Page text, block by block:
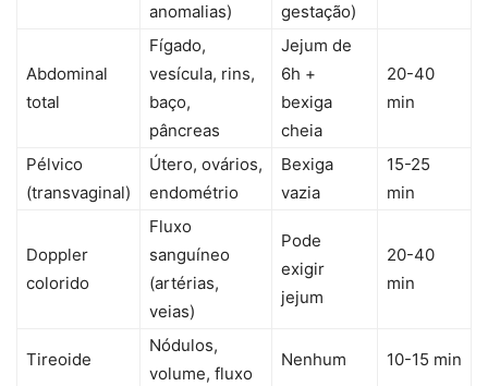
anomalias)
gestação)
Abdominal
total
Fígado,
vesícula, rins,
baço,
pâncreas
Jejum de
6h +
bexiga
cheia
20-40
min
Pélvico
(transvaginal)
Útero, ovários,
endométrio
Bexiga
vazia
15-25
min
Doppler
colorido
Fluxo
sanguíneo
(artérias,
veias)
Pode
exigir
jejum
20-40
min
Tireoide
Nódulos,
volume, fluxo
Nenhum 10-15 min